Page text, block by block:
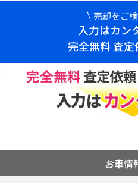
売却をご
入力はカン
完全無料 査
お車情